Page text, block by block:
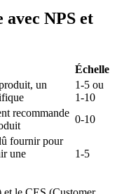
avec NPS et
Échelle
un
1-5 ou
1-10
recommande
0-10
fournir pour
une
1-5